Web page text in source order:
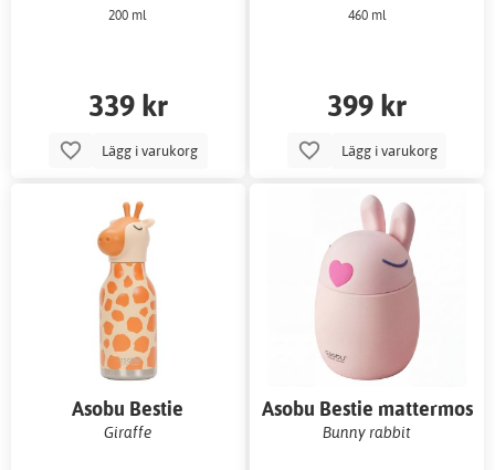
200 ml
339 kr
Lägg i varukorg
460 ml
399 kr
Lägg i varukorg
Asobu Bestie
vattenflaska
Giraffe
Asobu Bestie mattermos
Bunny rabbit